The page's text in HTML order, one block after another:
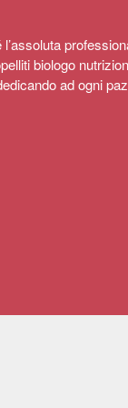
biologo
ad ogni